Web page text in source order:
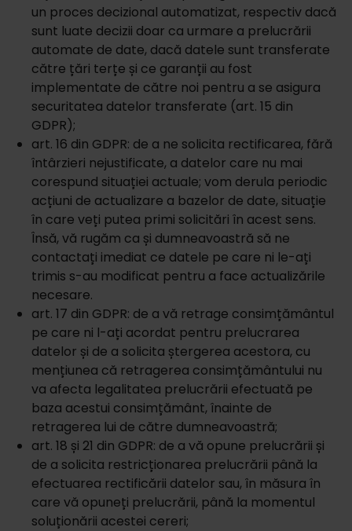
un proces decizional automatizat, respectiv dacă
sunt luate decizii doar ca urmare a prelucrării
automate de date, dacă datele sunt transferate
către țări terțe și ce garanții au fost
implementate de către noi pentru a se asigura
securitatea datelor transferate (art. 15 din
GDPR);
art. 16 din GDPR: de a ne solicita rectificarea, fără
întârzieri nejustificate, a datelor care nu mai
corespund situației actuale; vom derula periodic
acțiuni de actualizare a bazelor de date, situație
în care veți putea primi solicitări în acest sens.
Însă, vă rugăm ca și dumneavoastră să ne
contactați imediat ce datele pe care ni le-ați
trimis s-au modificat pentru a face actualizările
necesare.
art. 17 din GDPR: de a vă retrage consimțământul
pe care ni l-ați acordat pentru prelucrarea
datelor și de a solicita ștergerea acestora, cu
mențiunea că retragerea consimțământului nu
va afecta legalitatea prelucrării efectuată pe
baza acestui consimțământ, înainte de
retragerea lui de către dumneavoastră;
art. 18 și 21 din GDPR: de a vă opune prelucrării și
de a solicita restricționarea prelucrării până la
efectuarea rectificării datelor sau, în măsura în
care vă opuneți prelucrării, până la momentul
soluționării acestei cereri;